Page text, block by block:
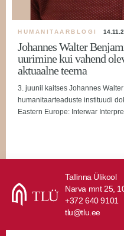
HUMANITAARBLOGI
Johannes Walter
uurimine kui vahend
aktuaalne teema
3. juunil kaitses Johannes
humanitaarteaduste instituudi
Eastern Europe: Interwar
Tallinna Ülikool
Narva mnt 25,
+372 640 9101
tlu@tlu.ee